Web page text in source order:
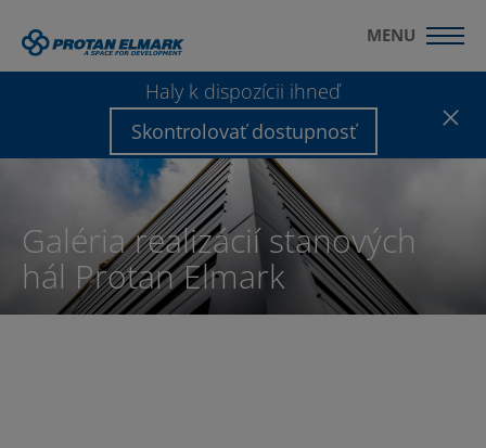
Haly k dispozícii ihneď
Skontrolovať dostupnosť
MENU
Galéria realizácií stanových
hál Protan Elmark